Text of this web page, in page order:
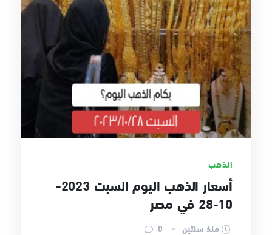
الذهب
أسعار الذهب اليوم السبت 2023-
10-28 في مصر
منذ سنتين